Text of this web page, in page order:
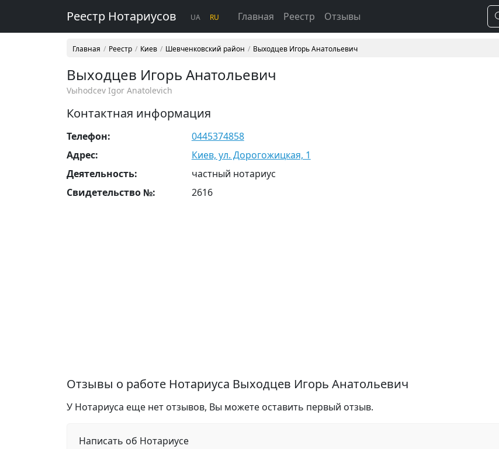
Реестр Нотариусов UA RU Главная Реестр Отзывы
Главная Реестр Киев Шевченковский район Выходцев Игорь Анатольевич
Выходцев Игорь Анатольевич
Vыhodcev Igor Anatolevich
Контактная информация
Телефон:
0445374858
Адрес:
Киев, ул. Дорогожицкая, 1
Деятельность:
частный нотариус
Свидетельство №:
2616
Отзывы о работе Нотариуса Выходцев Игорь Анатольевич
У Нотариуса еще нет отзывов, Вы можете оставить первый отзыв.
Написать об Нотариусе